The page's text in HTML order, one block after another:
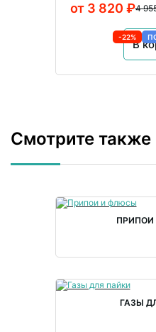
4
от 3 820 ₽
В
-22%
Смотрите также
ГАЗЫ